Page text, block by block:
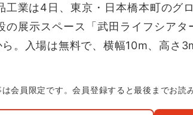
業は4日、東京・日本橋本町のグ
の展示スペース「武田ライフシアタ
ら。入場は無料で、横幅10m、高さ
は会員限定です。会員登録すると最後までお読